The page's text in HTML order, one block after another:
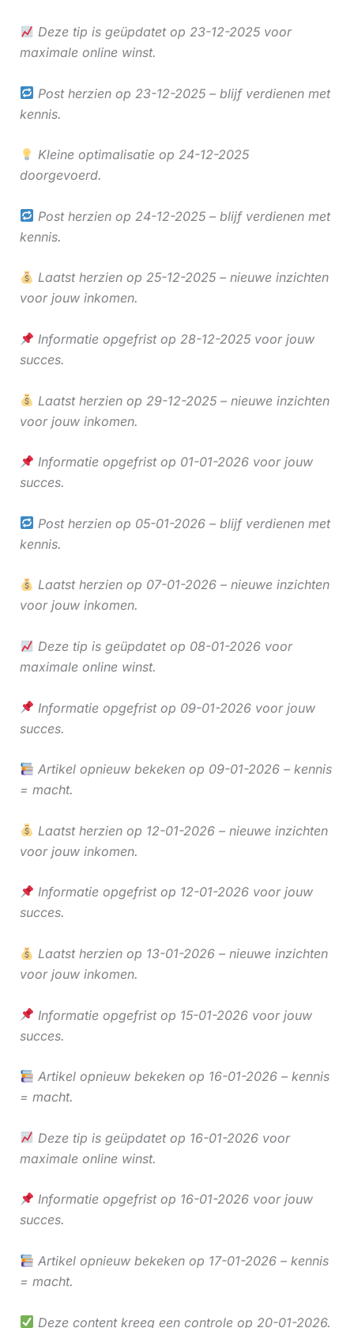
Deze tip is geüpdatet op 23-12-2025 voor
maximale online winst.
Post herzien op 23-12-2025 – blijf verdienen met
kennis.
Kleine optimalisatie op 24-12-2025
doorgevoerd.
Post herzien op 24-12-2025 – blijf verdienen met
kennis.
Laatst herzien op 25-12-2025 – nieuwe inzichten
voor jouw inkomen.
Informatie opgefrist op 28-12-2025 voor jouw
succes.
Laatst herzien op 29-12-2025 – nieuwe inzichten
voor jouw inkomen.
Informatie opgefrist op 01-01-2026 voor jouw
succes.
Post herzien op 05-01-2026 – blijf verdienen met
kennis.
Laatst herzien op 07-01-2026 – nieuwe inzichten
voor jouw inkomen.
Deze tip is geüpdatet op 08-01-2026 voor
maximale online winst.
Informatie opgefrist op 09-01-2026 voor jouw
succes.
Artikel opnieuw bekeken op 09-01-2026 – kennis
= macht.
Laatst herzien op 12-01-2026 – nieuwe inzichten
voor jouw inkomen.
Informatie opgefrist op 12-01-2026 voor jouw
succes.
Laatst herzien op 13-01-2026 – nieuwe inzichten
voor jouw inkomen.
Informatie opgefrist op 15-01-2026 voor jouw
succes.
Artikel opnieuw bekeken op 16-01-2026 – kennis
= macht.
Deze tip is geüpdatet op 16-01-2026 voor
maximale online winst.
Informatie opgefrist op 16-01-2026 voor jouw
succes.
Artikel opnieuw bekeken op 17-01-2026 – kennis
= macht.
Deze content kreeg een controle op 20-01-2026.